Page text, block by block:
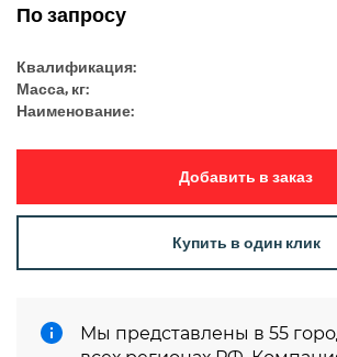
По запросу
Квалификация:
Масса, кг:
Наименование:
Добавить в заказ
Купить в один клик
Мы представлены в 55